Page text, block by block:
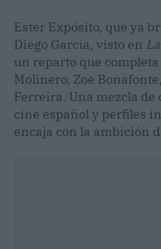
Ester Expósito, que ya
Diego García, visto en
un reparto que
Molinero, Zoe
Ferreira. Una mezcla
cine español y perfiles
encaja con la ambición